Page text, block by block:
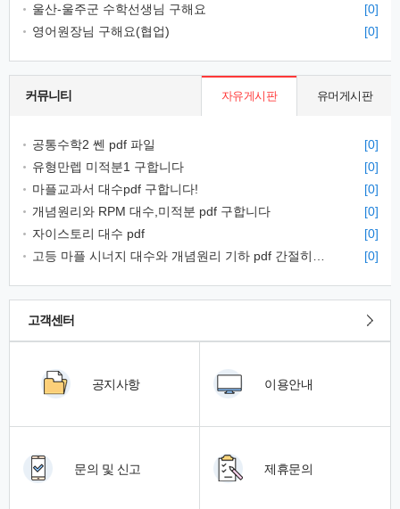
울산-울주군 수학선생님 구해요
[0]
영어원장님 구해요(협업)
[0]
커뮤니티 자유게시판 유머게시판
공통수학2 쎈 pdf 파일
[0]
유형만렙 미적분1 구합니다
[0]
마플교과서 대수pdf 구합니다!
[0]
개념원리와 RPM 대수,미적분 pdf 구합니다
[0]
자이스토리 대수 pdf
[0]
[0]
고객센터
공지사항 이용안내
문의 및 신고 제휴문의